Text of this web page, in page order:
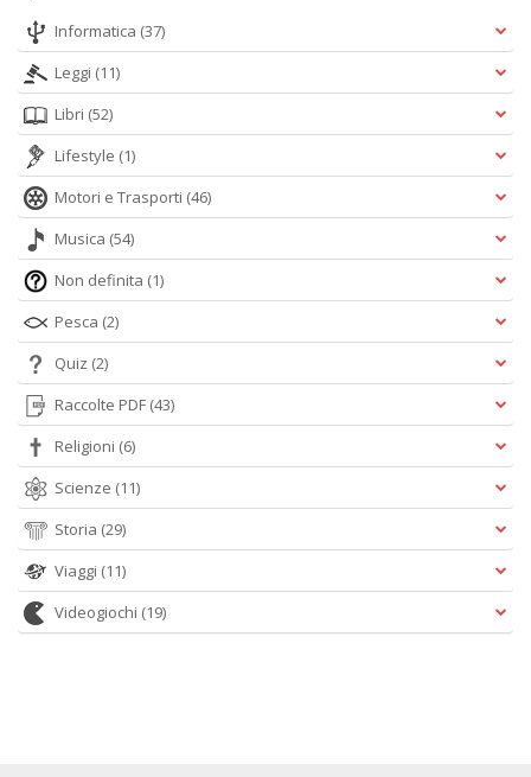
Informatica (37)
Leggi (11)
Libri (52)
Lifestyle (1)
Motori e Trasporti (46)
Musica (54)
Non definita (1)
Pesca (2)
Quiz (2)
Raccolte PDF (43)
Religioni (6)
Scienze (11)
Storia (29)
Viaggi (11)
Videogiochi (19)